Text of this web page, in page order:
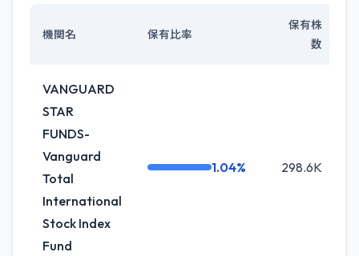
機関名 保有比率
保有株
数
VANGUARD
STAR
FUNDS-
Vanguard
Total
International
Stock Index
Fund
1.04% 298.6K